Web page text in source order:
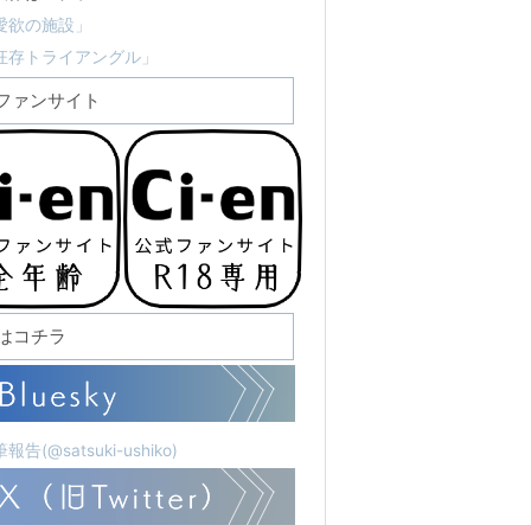
欲の施設」
存トライアングル」
ァンサイト
コチラ
報告(@satsuki-ushiko)